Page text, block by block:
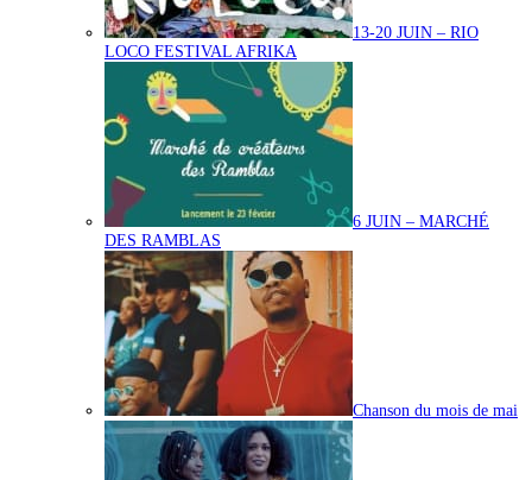
13-20 JUIN – RIO
LOCO FESTIVAL AFRIKA
6 JUIN – MARCHÉ
DES RAMBLAS
Chanson du mois de mai